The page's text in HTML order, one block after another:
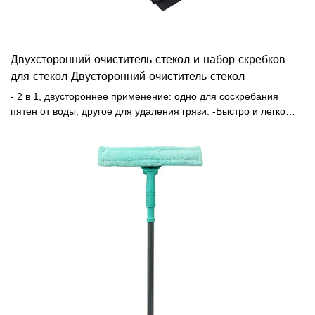
Двухсторонний очиститель стекол и набор скребков
для стекол Двусторонний очиститель стекол
- 2 в 1, двустороннее применение: одно для соскребания
пятен от воды, другое для удаления грязи. -Быстро и легко